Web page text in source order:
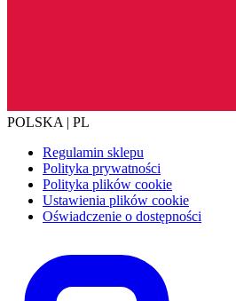
POLSKA | PL
Regulamin sklepu
Polityka prywatności
Polityka plików cookie
Ustawienia plików cookie
Oświadczenie o dostępności